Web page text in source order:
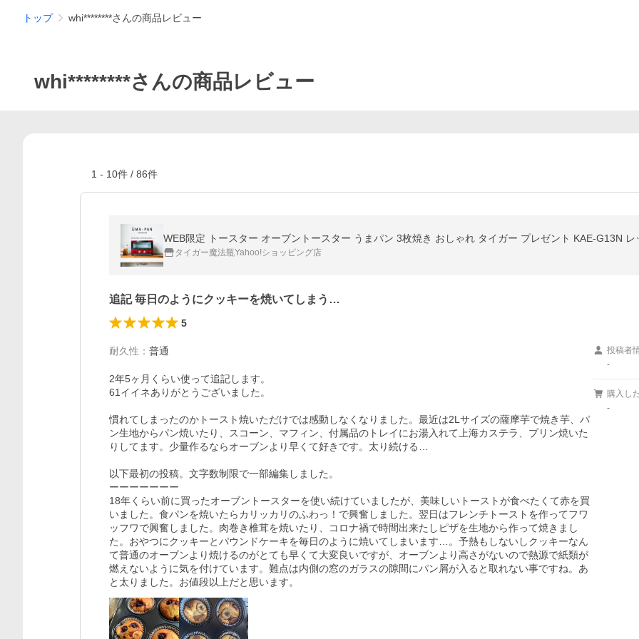
トップ whi********さんの商品レビュー
whi********さんの商品レビュー
1 - 10件 / 86件
WEB限定 トースター オーブントースター うまパン 3枚焼き おしゃれ タイガー プレゼント KAE-G13N レ
タイガー魔法瓶Yahoo!ショッピング店
追記 毎日のようにクッキーを焼いてしまう…
5
耐久性 ： 普通
2年5ヶ月くらい使って追記します。
61イイネありがとうございました。
慣れてしまったのかトースト焼いただけでは感動しなくなりました。最近は2Lサイズの薩摩芋で焼き芋、パ
ン生地からパン焼いたり、スコーン、マフィン、付属品のトレイにお湯入れて上海カステラ、プリン焼いた
りしてます。少量作るならオーブンより早くて好きです。太り続ける…
以下最初の投稿。文字数制限で一部編集しました。
ーーーーーーー
18年くらい前に買ったオーブントースターを使い続けていましたが、美味しいトーストが食べたくて赤を買
いました。食パンを焼いたらカリッカリのふわっ！で興奮しました。翌日はフレンチトーストを作ってフワ
ッフワで興奮しました。肉巻き椎茸を焼いたり、コロナ禍で時間出来たしピザを生地から作って焼きまし
た。おやつにクッキーとパウンドケーキを毎日のように焼いてしまいます…。予熱もしないしクッキーなん
て普通のオーブンより焼けるのがとても早くて大変良いですが、オーブンより高さがないので熱源で紙類が
燃えないように気を付けています。難点は内側の窓のガラスの隙間にパン屑が入ると取れない事ですね。あ
と太りました。お値段以上だと思います。
投稿者
-
購入し
-